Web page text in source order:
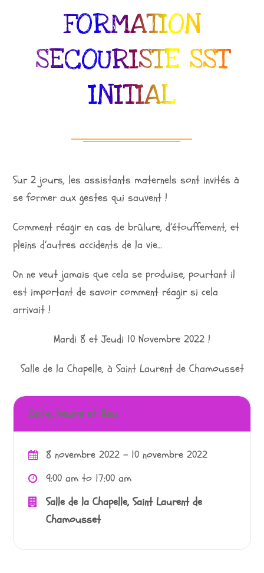
FORMATION
SECOURISTE SST
INITIAL
Sur 2 jours, les assistants maternels sont invités à
se former aux gestes qui sauvent !
Comment réagir en cas de brûlure, d’étouffement, et
pleins d’autres accidents de la vie…
On ne veut jamais que cela se produise, pourtant il
est important de savoir comment réagir si cela
arrivait !
Mardi 8 et Jeudi 10 Novembre 2022 !
Salle de la Chapelle, à Saint Laurent de Chamousset
Date, heure et lieu
8 novembre 2022 - 10 novembre 2022
9:00 am to 17:00 am
Salle de la Chapelle, Saint Laurent de
Chamousset